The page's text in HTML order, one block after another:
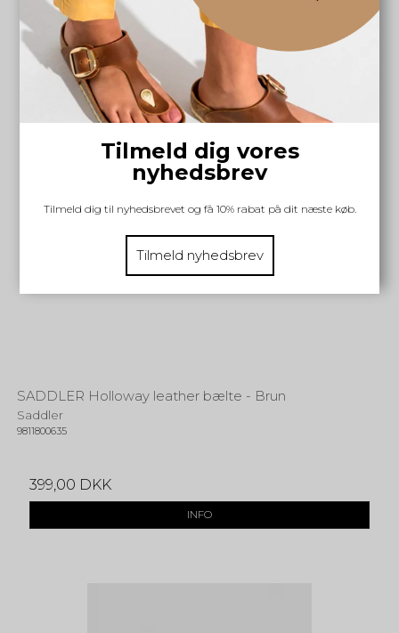
SADDLER Holloway leather bælte - Brun
Saddler
9811800635
399,00 DKK
INFO
Tilmeld dig vores
nyhedsbrev
Tilmeld dig til nyhedsbrevet og få 10% rabat på dit næste køb.
Tilmeld nyhedsbrev